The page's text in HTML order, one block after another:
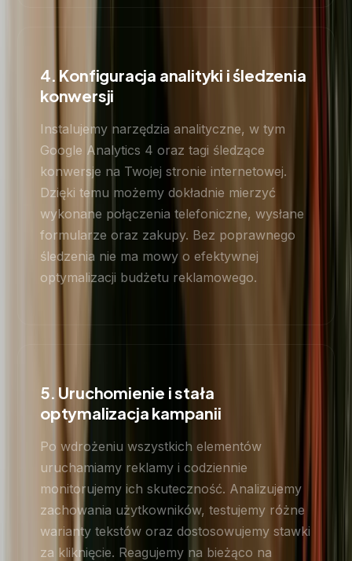
4. Konfiguracja analityki i śledzenia
konwersji
Instalujemy narzędzia analityczne, w tym
Google Analytics 4 oraz tagi śledzące
konwersje na Twojej stronie internetowej.
Dzięki temu możemy dokładnie mierzyć
wykonane połączenia telefoniczne, wysłane
formularze oraz zakupy. Bez poprawnego
śledzenia nie ma mowy o efektywnej
optymalizacji budżetu reklamowego.
5. Uruchomienie i stała
optymalizacja kampanii
Po wdrożeniu wszystkich elementów
uruchamiamy reklamy i codziennie
monitorujemy ich skuteczność. Analizujemy
zachowania użytkowników, testujemy różne
warianty tekstów oraz dostosowujemy stawki
za kliknięcie. Reagujemy na bieżąco na